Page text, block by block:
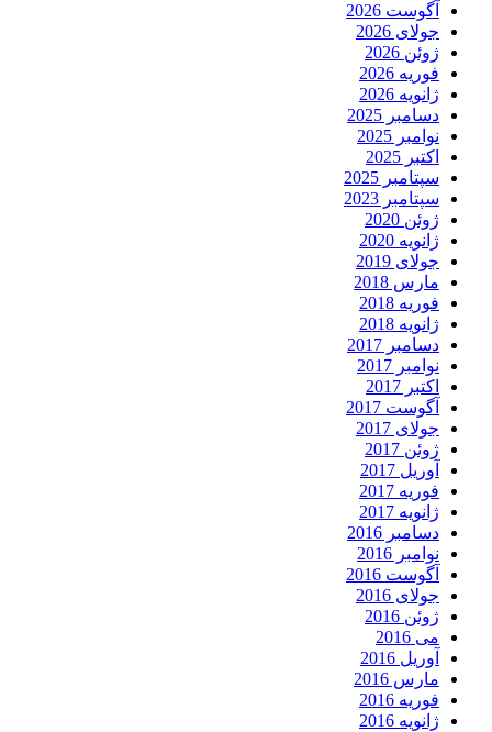
آگوست 2026
جولای 2026
ژوئن 2026
فوریه 2026
ژانویه 2026
دسامبر 2025
نوامبر 2025
اکتبر 2025
سپتامبر 2025
سپتامبر 2023
ژوئن 2020
ژانویه 2020
جولای 2019
مارس 2018
فوریه 2018
ژانویه 2018
دسامبر 2017
نوامبر 2017
اکتبر 2017
آگوست 2017
جولای 2017
ژوئن 2017
آوریل 2017
فوریه 2017
ژانویه 2017
دسامبر 2016
نوامبر 2016
آگوست 2016
جولای 2016
ژوئن 2016
می 2016
آوریل 2016
مارس 2016
فوریه 2016
ژانویه 2016